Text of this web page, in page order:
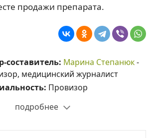
продажи препарата.
составитель: Марина Степанюк-
медицинский журналист
Провизор
подробнее